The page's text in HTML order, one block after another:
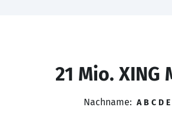
21 Mio.
Nachname: A B C D E